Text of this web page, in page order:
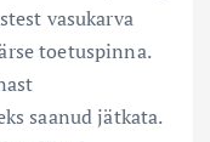
vasukarva
toetuspinna.
saanud jätkata.